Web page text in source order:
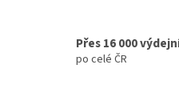
Přes 16 000
po celé ČR